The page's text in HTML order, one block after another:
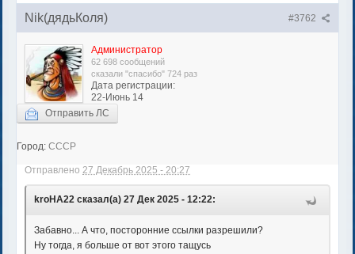
#3762
Nik(дядьКоля)
Администратор
62 698 сообщений
сказали "спасибо" 724 раз
Дата регистрации:
22-Июнь 14
Отправить ЛС
Город: СССР
Отправлено27 Декабрь 2025 - 20:27
kroHA22 сказал(а) 27 Дек 2025 - 12:22:
Забавно... А что, посторонние ссылки разрешили?
Ну тогда, я больше от вот этого тащусь